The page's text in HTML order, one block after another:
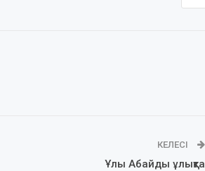
КЕЛЕСІ
Ұлы Абайды ұлықта